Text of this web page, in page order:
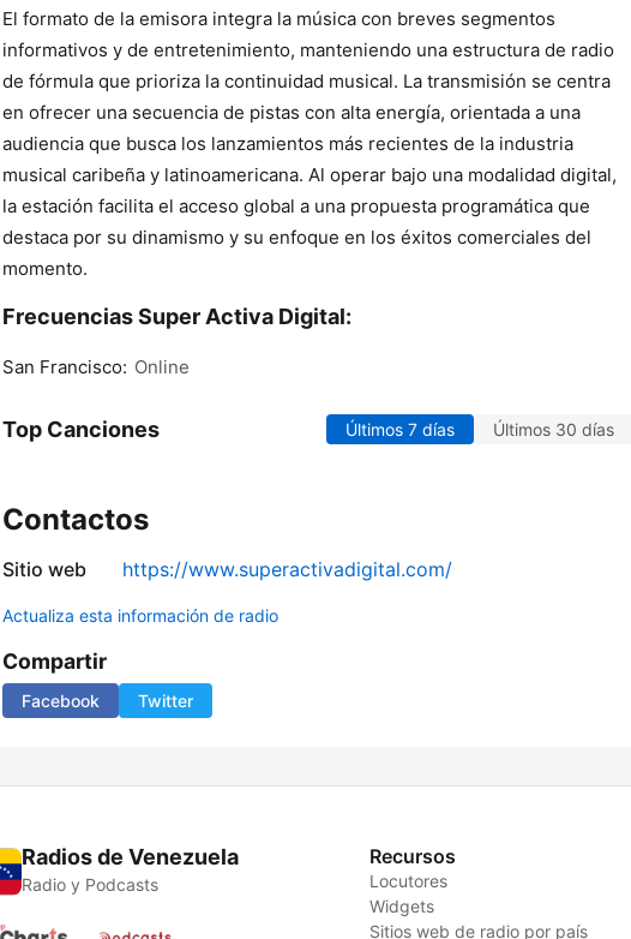
El formato de la emisora integra la música con breves segmentos
informativos y de entretenimiento, manteniendo una estructura de radio
de fórmula que prioriza la continuidad musical. La transmisión se centra
en ofrecer una secuencia de pistas con alta energía, orientada a una
audiencia que busca los lanzamientos más recientes de la industria
musical caribeña y latinoamericana. Al operar bajo una modalidad digital,
la estación facilita el acceso global a una propuesta programática que
destaca por su dinamismo y su enfoque en los éxitos comerciales del
momento.
Frecuencias Super Activa Digital:
San Francisco: Online
Top Canciones Últimos 7 días Últimos 30 días
Contactos
Sitio web https://www.superactivadigital.com/
Actualiza esta información de radio
Compartir
Facebook Twitter
Radios de Venezuela
Radio y Podcasts
Recursos
Locutores
Widgets
Sitios web de radio por país